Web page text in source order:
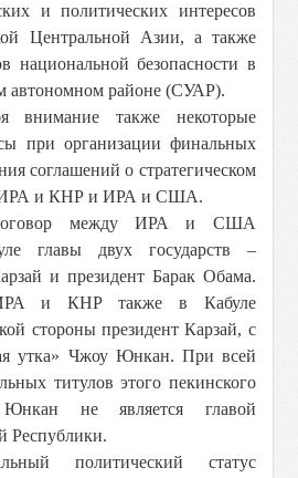
и политических интересов
Центральной Азии, а также
национальной безопасности в
автономном районе (СУАР).
внимание также некоторые
при организации финальных
соглашений о стратегическом
ИРА и КНР и ИРА и США.
между ИРА и США
главы двух государств –
и президент Барак Обама.
и КНР также в Кабуле
стороны президент Карзай, с
утка» Чжоу Юнкан. При всей
титулов этого пекинского
не является главой
Республики.
политический статус